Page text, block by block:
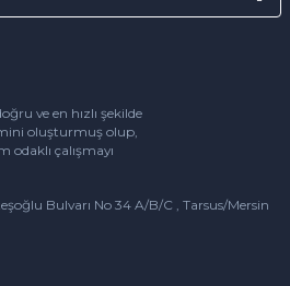
ve en hızlı şekilde
oluşturmuş olup,
odaklı çalışmayı
Bulvarı No 34 A/B/C , Tarsus/Mersin